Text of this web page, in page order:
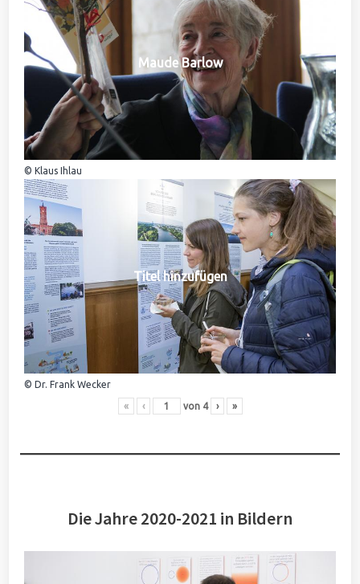
Maude Barlow
© Klaus Ihlau
Titel hinzufügen
© Dr. Frank Wecker
« ‹ von 4 › »
Die Jahre 2020-2021 in Bildern